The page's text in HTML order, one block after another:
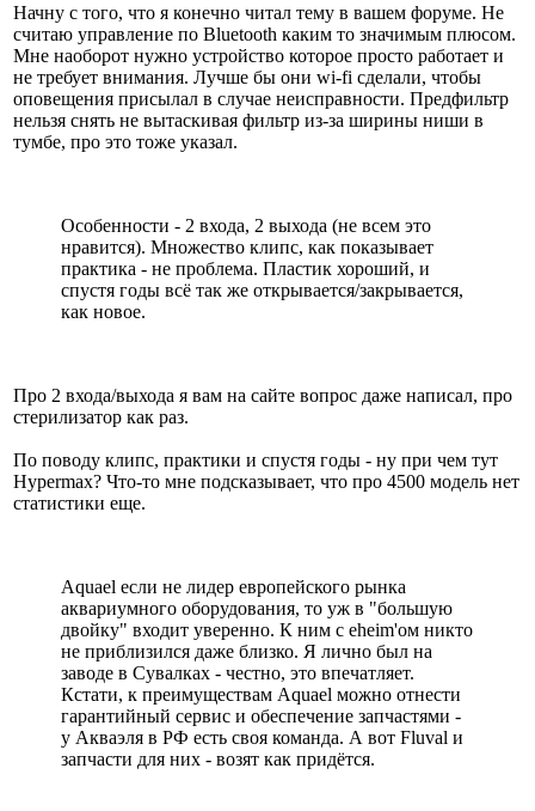
Начну с того, что я конечно читал тему в вашем форуме. Не
считаю управление по Bluetooth каким то значимым плюсом.
Мне наоборот нужно устройство которое просто работает и
не требует внимания. Лучше бы они wi-fi сделали, чтобы
оповещения присылал в случае неисправности. Предфильтр
нельзя снять не вытаскивая фильтр из-за ширины ниши в
тумбе, про это тоже указал.
Особенности - 2 входа, 2 выхода (не всем это
нравится). Множество клипс, как показывает
практика - не проблема. Пластик хороший, и
спустя годы всё так же открывается/закрывается,
как новое.
Про 2 входа/выхода я вам на сайте вопрос даже написал, про
стерилизатор как раз.
По поводу клипс, практики и спустя годы - ну при чем тут
Hypermax? Что-то мне подсказывает, что про 4500 модель нет
статистики еще.
Aquael если не лидер европейского рынка
аквариумного оборудования, то уж в "большую
двойку" входит уверенно. К ним с eheim'ом никто
не приблизился даже близко. Я лично был на
заводе в Сувалках - честно, это впечатляет.
Кстати, к преимуществам Aquael можно отнести
гарантийный сервис и обеспечение запчастями -
у Акваэля в РФ есть своя команда. А вот Fluval и
запчасти для них - возят как придётся.